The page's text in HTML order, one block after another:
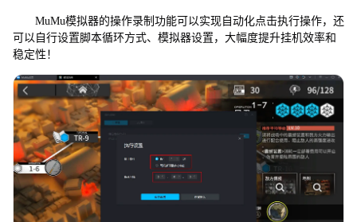
MuMu模拟器的操作录制功能可以实现自动化点击执行操作，还
可以自行设置脚本循环方式、模拟器设置，大幅度提升挂机效率和
稳定性！